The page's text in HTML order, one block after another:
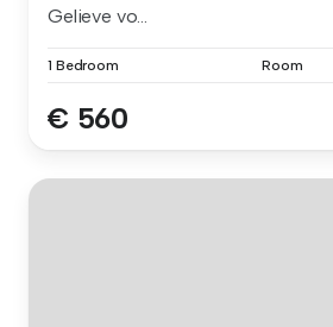
Gelieve vo...
1 Bedroom Room
€ 560